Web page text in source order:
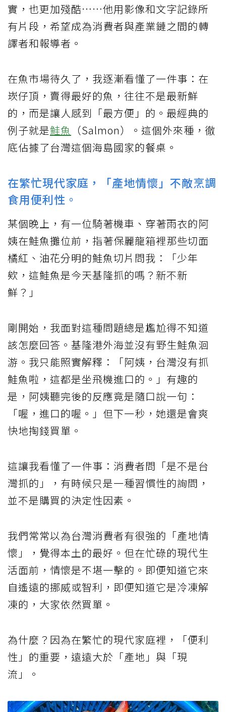
實，也更加殘酷……他用影像和文字記錄所
有片段，希望成為消費者與產業鏈之間的轉
譯者和報導者。
在魚市場待久了，我逐漸看懂了一件事：在
崁仔頂，賣得最好的魚，往往不是最新鮮
的，而是讓人感到「最方便」的。最經典的
例子就是鮭魚 （Salmon）。這個外來種，徹
底佔據了台灣這個海島國家的餐桌。
在繁忙現代家庭，「產地情懷」不敵烹調
食用便利性。
某個晚上，有一位騎著機車、穿著雨衣的阿
姨在鮭魚攤位前，指著保麗龍箱裡那些切面
橘紅、油花分明的鮭魚切片問我：「少年
欸，這鮭魚是今天基隆抓的嗎？新不新
鮮？」
剛開始，我面對這種問題總是尷尬得不知道
該怎麼回答。基隆港外海並沒有野生鮭魚洄
游。我只能照實解釋：「阿姨，台灣沒有抓
鮭魚啦，這都是坐飛機進口的。」有趣的
是，阿姨聽完後的反應竟是隨口說一句：
「喔，進口的喔。」但下一秒，她還是會爽
快地掏錢買單。
這讓我看懂了一件事：消費者問「是不是台
灣抓的」，有時候只是一種習慣性的詢問，
並不是購買的決定性因素。
我們常常以為台灣消費者有很強的「產地情
懷」，覺得本土的最好。但在忙碌的現代生
活面前，情懷是不堪一擊的。即便知道它來
自遙遠的挪威或智利，即便知道它是冷凍解
凍的，大家依然買單。
為什麼？因為在繁忙的現代家庭裡，「便利
性」的重要，遠遠大於「產地」與「現
流」。